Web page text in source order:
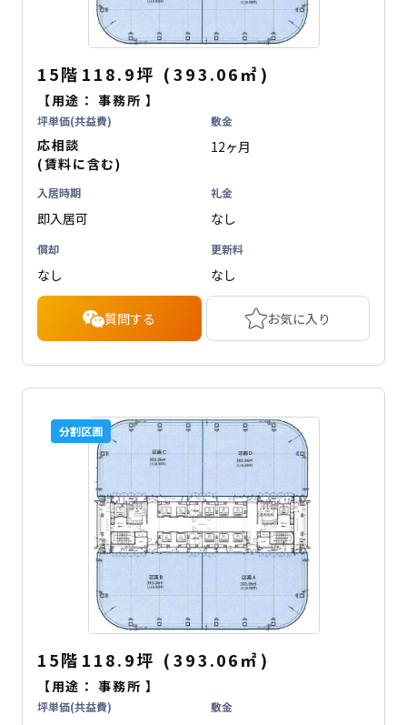
15階 118.9坪 ( 393.06㎡ )
【用途：事務所 】
坪単価(共益費)
応相談
(賃料に含む)
敷金
12ヶ月
入居時期
即入居可
礼金
なし
償却
なし
更新料
なし
質問する お気に入り
分割区画
15階 118.9坪 ( 393.06㎡ )
【用途：事務所 】
坪単価(共益費) 敷金